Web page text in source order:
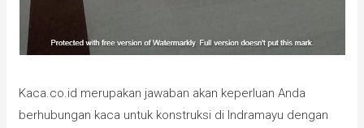
Kaca.co.id merupakan jawaban akan keperluan Anda
berhubungan kaca untuk konstruksi di Indramayu dengan